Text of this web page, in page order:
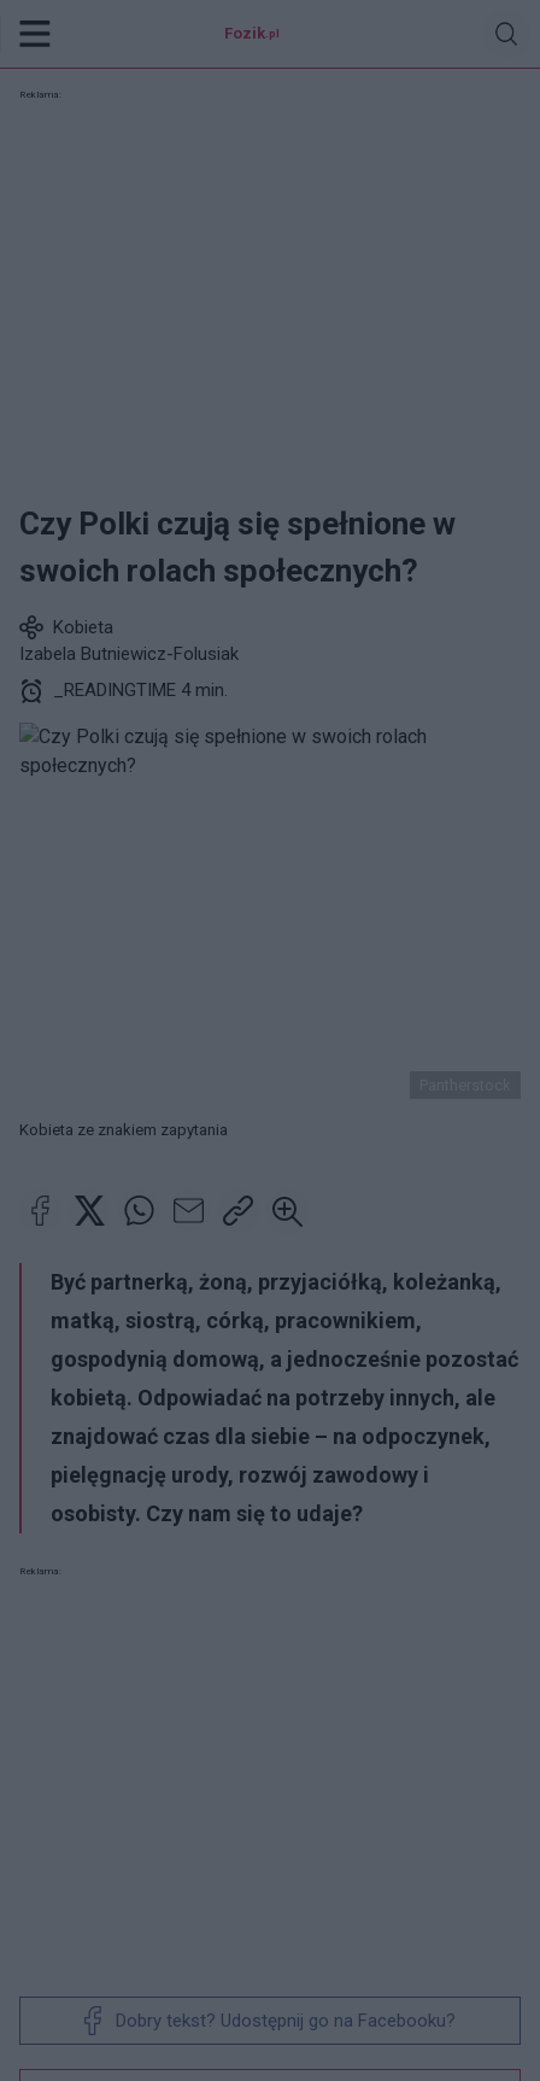
Fozik .pl
Reklama:
Czy Polki czują się spełnione w
swoich rolach społecznych?
Kobieta
Izabela Butniewicz-Folusiak
_READINGTIME 4 min.
Kobieta ze znakiem zapytania
Być partnerką, żoną, przyjaciółką, koleżanką,
matką, siostrą, córką, pracownikiem,
gospodynią domową, a jednocześnie pozostać
kobietą. Odpowiadać na potrzeby innych, ale
znajdować czas dla siebie – na odpoczynek,
pielęgnację urody, rozwój zawodowy i
osobisty. Czy nam się to udaje?
Reklama:
Dobry tekst? Udostępnij go na Facebooku?